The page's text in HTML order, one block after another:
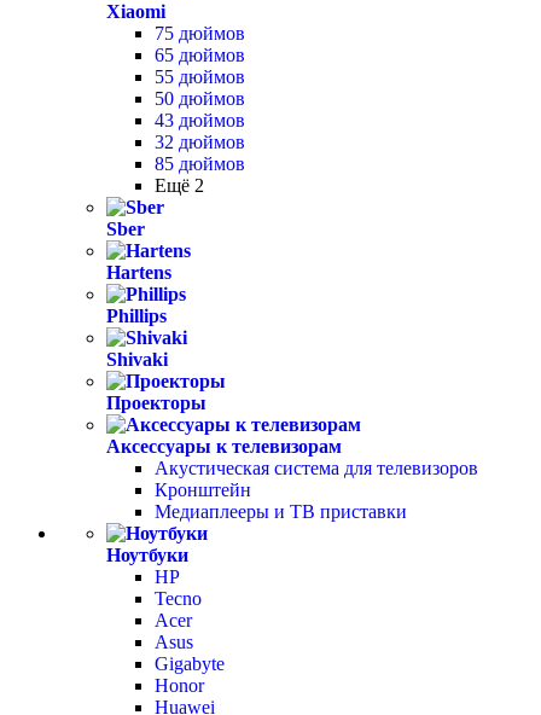
Xiaomi
75 дюймов
65 дюймов
55 дюймов
50 дюймов
43 дюймов
32 дюймов
85 дюймов
Ещё 2
Sber
Hartens
Phillips
Shivaki
Проекторы
Аксессуары к телевизорам
Акустическая система для телевизоров
Кронштейн
Медиаплееры и ТВ приставки
Ноутбуки
HP
Tecno
Acer
Asus
Gigabyte
Honor
Huawei